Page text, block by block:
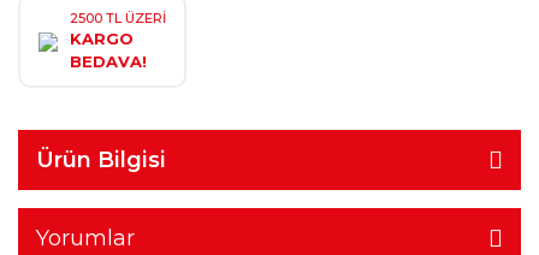
2500 TL ÜZERİ
KARGO
BEDAVA!
Ürün Bilgisi
Yorumlar